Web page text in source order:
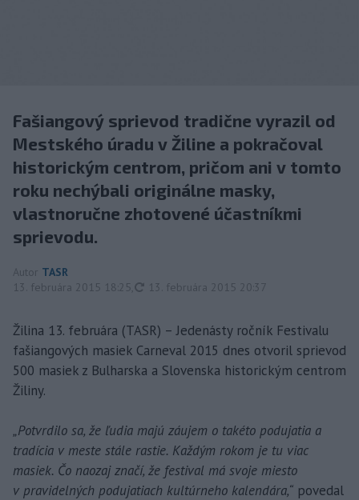
Fašiangový sprievod tradične vyrazil od
Mestského úradu v Žiline a pokračoval
historickým centrom, pričom ani v tomto
roku nechýbali originálne masky,
vlastnoručne zhotovené účastníkmi
sprievodu.
Autor TASR
13. februára 2015 18:25
aktualizované
13. februára 2015 20:37
Žilina 13. februára (TASR) – Jedenásty ročník Festivalu
fašiangových masiek Carneval 2015 dnes otvoril sprievod
500 masiek z Bulharska a Slovenska historickým centrom
Žiliny.
„Potvrdilo sa, že ľudia majú záujem o takéto podujatia a
tradícia v meste stále rastie. Každým rokom je tu viac
masiek. Čo naozaj značí, že festival má svoje miesto
v pravidelných podujatiach kultúrneho kalendára,“ povedal